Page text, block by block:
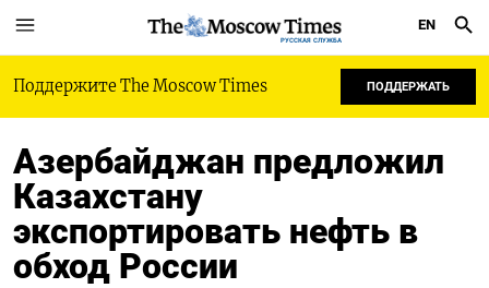
РУССКАЯ СЛУЖБА
EN
Поддержите The Moscow Times ПОДДЕРЖАТЬ
Азербайджан предложил
Казахстану
экспортировать нефть в
обход России